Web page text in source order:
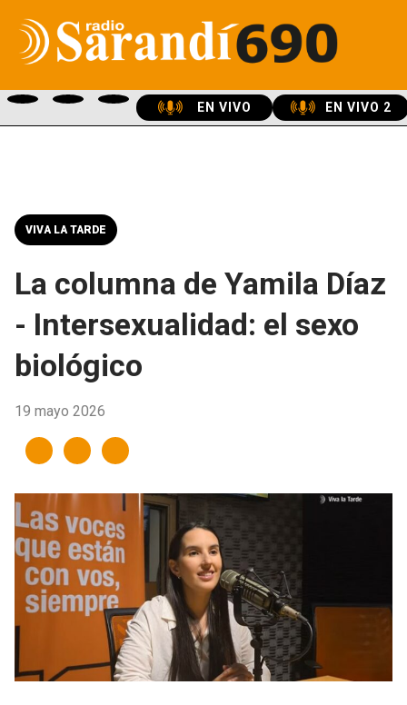
EN VIVO EN VIVO 2
VIVA LA TARDE
La columna de Yamila Díaz
- Intersexualidad: el sexo
biológico
19 mayo 2026